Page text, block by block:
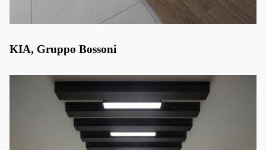
KIA, Gruppo Bossoni